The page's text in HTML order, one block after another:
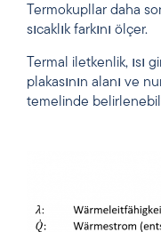
Termokupllar daha
sıcaklık farkını ölçer.
Termal iletkenlik, ısı
plakasının alanı ve
temelinde